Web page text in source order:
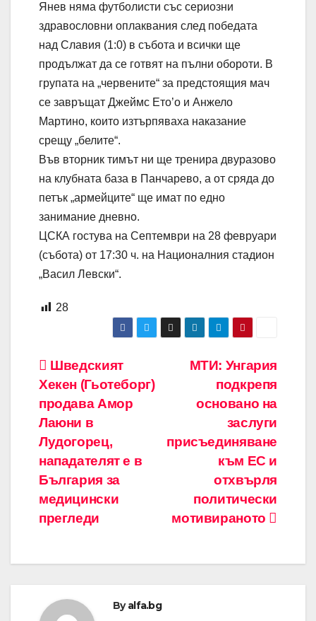
Янев няма футболисти със сериозни
здравословни оплаквания след победата
над Славия (1:0) в събота и всички ще
продължат да се готвят на пълни обороти. В
групата на „червените“ за предстоящия мач
се завръщат Джеймс Ето’о и Анжело
Мартино, които изтърпяваха наказание
срещу „белите“.
Във вторник тимът ни ще тренира двуразово
на клубната база в Панчарево, а от сряда до
петък „армейците“ ще имат по едно
занимание дневно.
ЦСКА гостува на Септември на 28 февруари
(събота) от 17:30 ч. на Националния стадион
„Васил Левски“.
28
Навигация
МТИ: Унгария
подкрепя
основано на
заслуги
присъединяване
към ЕС и
отхвърля
политически
мотивираното
Шведският
Хекен (Гьотеборг)
продава Амор
Лаюни в
Лудогорец,
нападателят е в
България за
медицински
прегледи
Byalfa.bg